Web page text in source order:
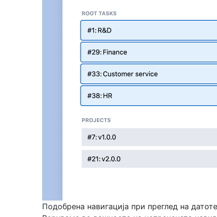
Подобрена навигација при преглед на